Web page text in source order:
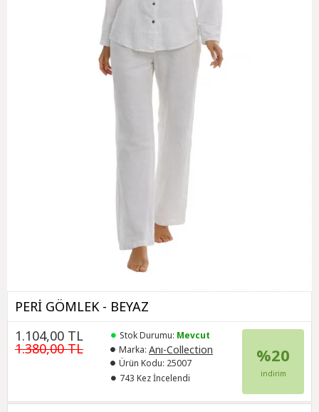
PERİ GÖMLEK - BEYAZ
1.104,00 TL
1.380,00 TL
Stok Durumu: Mevcut
Marka: Anı-Collection
Ürün Kodu: 25007
743 Kez İncelendi
%20
indirim